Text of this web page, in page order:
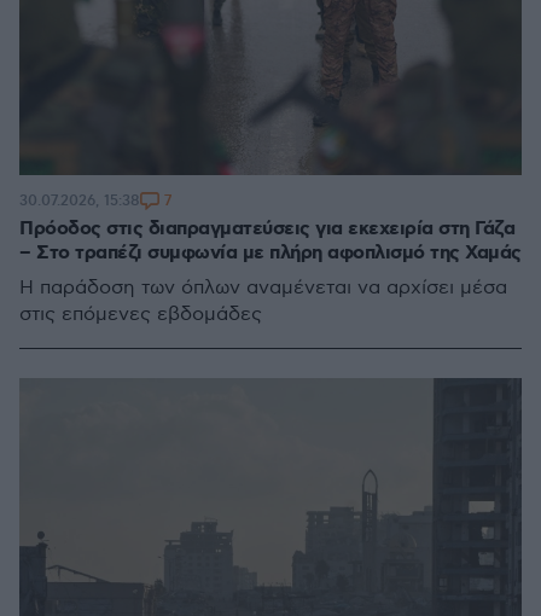
Πρόοδος στις διαπραγματεύσεις για εκεχειρία στη Γάζα
– Στο τραπέζι συμφωνία με πλήρη αφοπλισμό της Χαμάς
Η παράδοση των όπλων αναμένεται να αρχίσει μέσα
στις επόμενες εβδομάδες
30.07.2026, 15:38 7